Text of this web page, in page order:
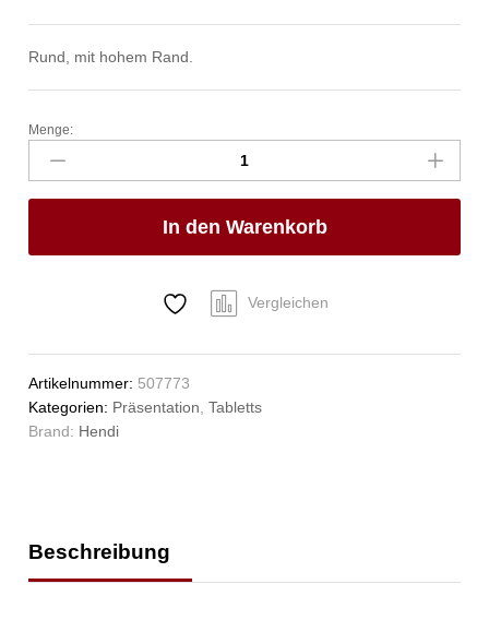
Rund, mit hohem Rand.
Serviertablett
Woodform,
HENDI,
Mahagoni,
Anzahl
Menge:
In den Warenkorb
Vergleichen
Artikelnummer: 507773
Kategorien: Präsentation ,Tabletts
Brand: Hendi
Beschreibung